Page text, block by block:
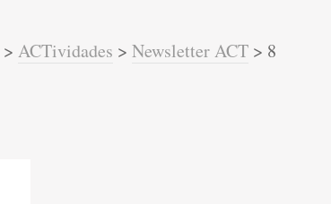
> ACTividades > Newsletter ACT > 8